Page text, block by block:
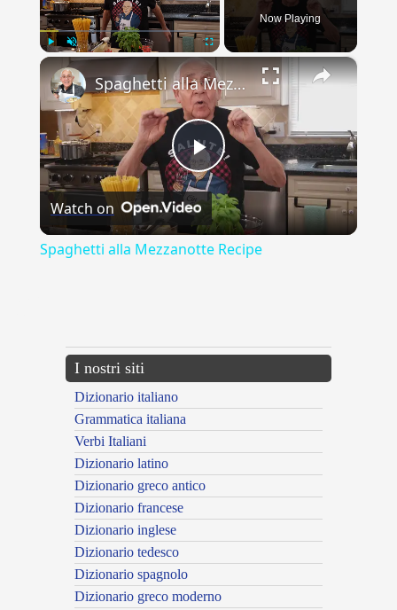
Unmute
Now Playing
×
Play
Video
Spaghetti alla Mezzanotte Recipe
Watch on
Spaghetti alla Mezzanotte Recipe
I nostri siti
Dizionario italiano
Grammatica italiana
Verbi Italiani
Dizionario latino
Dizionario greco antico
Dizionario francese
Dizionario inglese
Dizionario tedesco
Dizionario spagnolo
Dizionario greco moderno